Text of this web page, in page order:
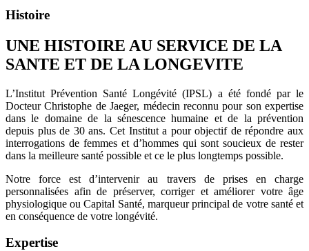
Histoire
UNE HISTOIRE AU SERVICE DE LA
SANTE ET DE LA LONGEVITE
L’Institut Prévention Santé Longévité (IPSL) a été fondé par le
Docteur Christophe de Jaeger, médecin reconnu pour son expertise
dans le domaine de la sénescence humaine et de la prévention
depuis plus de 30 ans. Cet Institut a pour objectif de répondre aux
interrogations de femmes et d’hommes qui sont soucieux de rester
dans la meilleure santé possible et ce le plus longtemps possible.
Notre force est d’intervenir au travers de prises en charge
personnalisées afin de préserver, corriger et améliorer votre âge
physiologique ou Capital Santé, marqueur principal de votre santé et
en conséquence de votre longévité.
Expertise